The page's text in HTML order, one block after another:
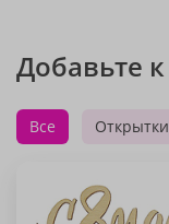
Добавьте к
Все Открытки